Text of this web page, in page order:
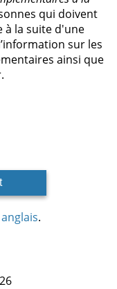
qui doivent
à la suite d'une
sur les
ainsi que
anglais.